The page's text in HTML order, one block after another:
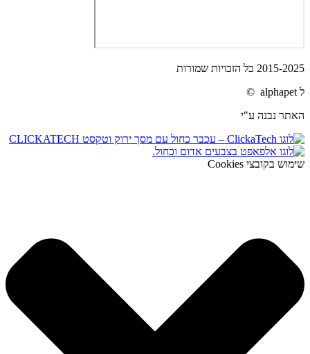
2015-2025 כל הזכויות שמורות
ל alphapet ©
האתר נבנה ע"י
שימוש בקובצי Cookies